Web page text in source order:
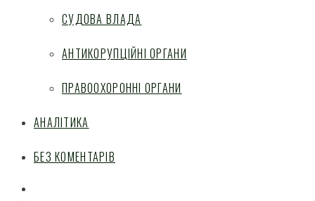
СУДОВА ВЛАДА
АНТИКОРУПЦІЙНІ ОРГАНИ
ПРАВООХОРОННІ ОРГАНИ
АНАЛІТИКА
БЕЗ КОМЕНТАРІВ